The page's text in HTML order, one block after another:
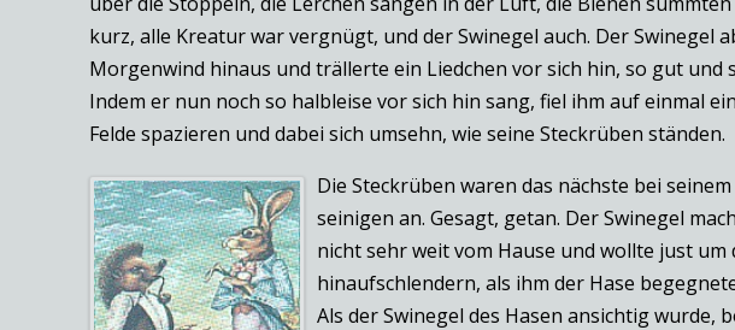
kurz, alle Kreatur war vergnügt, und der Swinegel auch. Der
Morgenwind hinaus und trällerte ein Liedchen vor sich hin, so gut
Indem er nun noch so halbleise vor sich hin sang, fiel ihm auf einmal
Felde spazieren und dabei sich umsehn, wie seine Steckrüben ständen.
Die Steckrüben waren das nächste bei
seinigen an. Gesagt, getan. Der Swinegel
nicht sehr weit vom Hause und wollte just um
hinaufschlendern, als ihm der Hase
Als der Swinegel des Hasen ansichtig